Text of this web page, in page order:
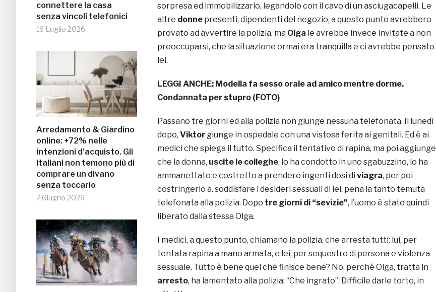
connettere la casa
senza vincoli telefonici
16 Luglio 2026
Arredamento & Giardino
online: +72% nelle
intenzioni d’acquisto. Gli
italiani non temono più di
comprare un divano
senza toccarlo
7 Giugno 2026
sorpresa ed immobilizzarlo, legandolo con il cavo di un asciugacapelli. Le
altre donne presenti, dipendenti del negozio, a questo punto avrebbero
provato ad avvertire la polizia, ma Olga le avrebbe invece invitate a non
preoccuparsi, che la situazione ormai era tranquilla e ci avrebbe pensato
lei.
LEGGI ANCHE: Modella fa sesso orale ad amico mentre dorme.
Condannata per stupro (FOTO)
Passano tre giorni ed alla polizia non giunge nessuna telefonata. Il lunedì
dopo, Viktor giunge in ospedale con una vistosa ferita ai genitali. Ed è ai
medici che spiega il tutto. Specifica il tentativo di rapina, ma poi aggiunge
che la donna, uscite le colleghe, lo ha condotto in uno sgabuzzino, lo ha
ammanettato e costretto a prendere ingenti dosi di viagra, per poi
costringerlo a. soddisfare i desideri sessuali di lei, pena la tanto temuta
telefonata alla polizia. Dopo tre giorni di “sevizie”, l’uomo è stato quindi
liberato dalla stessa Olga.
I medici, a questo punto, chiamano la polizia, che arresta tutti: lui, per
tentata rapina a mano armata, e lei, per sequestro di persona e violenza
sessuale. Tutto è bene quel che finisce bene? No, perché Olga, tratta in
arresto, ha lamentato alla polizia: “Che ingrato”. Difficile darle torto, in